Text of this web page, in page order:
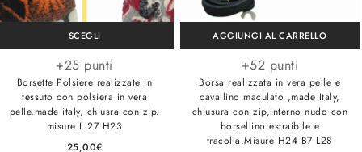
SCEGLI
+25 punti
Borsette Polsiere realizzate in
tessuto con polsiera in vera
pelle,made italy, chiusra con zip.
misure L 27 H23
25,00€
AGGIUNGI AL CARRELLO
+52 punti
Borsa realizzata in vera pelle e
cavallino maculato ,made Italy,
chiusura con zip,interno nudo con
borsellino estraibile e
tracolla.Misure H24 B7 L28